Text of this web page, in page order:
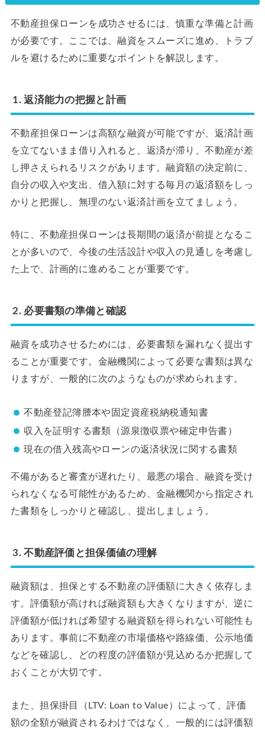
不動産担保ローンを成功させるには、慎重な準備と計画
が必要です。ここでは、融資をスムーズに進め、トラブ
ルを避けるために重要なポイントを解説します。
1. 返済能力の把握と計画
不動産担保ローンは高額な融資が可能ですが、返済計画
を立てないまま借り入れると、返済が滞り、不動産が差
し押さえられるリスクがあります。融資額の決定前に、
自分の収入や支出、借入額に対する毎月の返済額をしっ
かりと把握し、無理のない返済計画を立てましょう。
特に、不動産担保ローンは長期間の返済が前提となるこ
とが多いので、今後の生活設計や収入の見通しを考慮し
た上で、計画的に進めることが重要です。
2. 必要書類の準備と確認
融資を成功させるためには、必要書類を漏れなく提出す
ることが重要です。金融機関によって必要な書類は異な
りますが、一般的に次のようなものが求められます。
不動産登記簿謄本や固定資産税納税通知書
収入を証明する書類（源泉徴収票や確定申告書）
現在の借入残高やローンの返済状況に関する書類
不備があると審査が遅れたり、最悪の場合、融資を受け
られなくなる可能性があるため、金融機関から指定され
た書類をしっかりと確認し、提出しましょう。
3. 不動産評価と担保価値の理解
融資額は、担保とする不動産の評価額に大きく依存しま
す。評価額が高ければ融資額も大きくなりますが、逆に
評価額が低ければ希望する融資額を得られない可能性も
あります。事前に不動産の市場価格や路線価、公示地価
などを確認し、どの程度の評価額が見込めるか把握して
おくことが大切です。
また、担保掛目（LTV: Loan to Value）によって、評価
額の全額が融資されるわけではなく、一般的には評価額